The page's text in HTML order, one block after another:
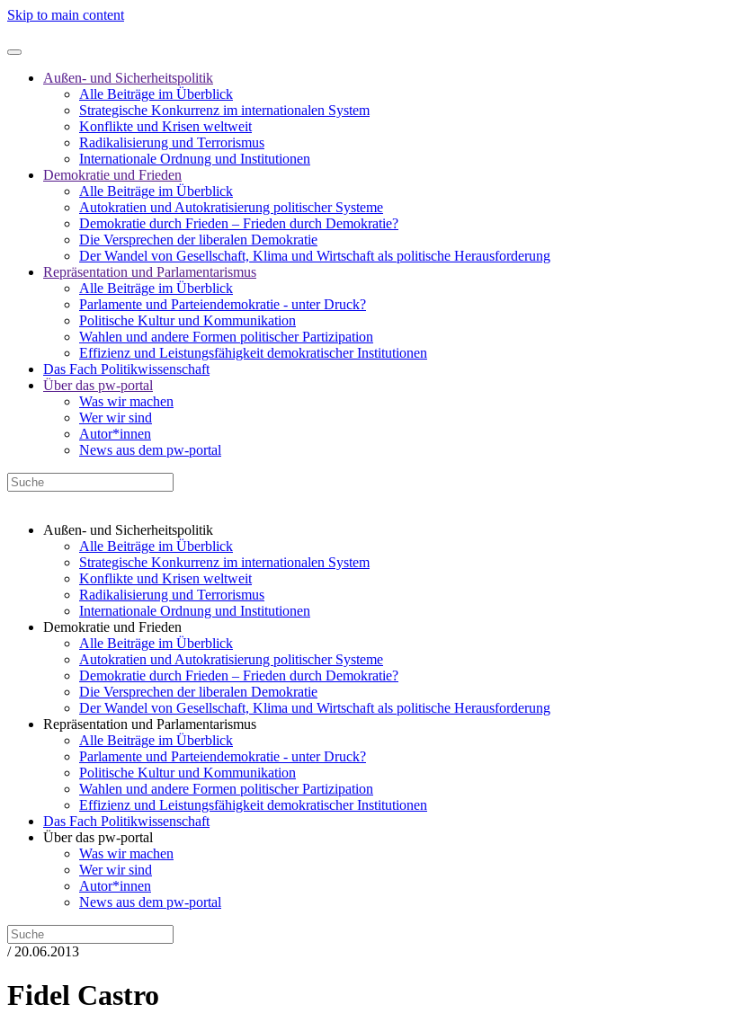
Skip to main content
Außen- und Sicherheitspolitik
Alle Beiträge im Überblick
Strategische Konkurrenz im internationalen System
Konflikte und Krisen weltweit
Radikalisierung und Terrorismus
Internationale Ordnung und Institutionen
Demokratie und Frieden
Alle Beiträge im Überblick
Autokratien und Autokratisierung politischer Systeme
Demokratie durch Frieden – Frieden durch Demokratie?
Die Versprechen der liberalen Demokratie
Der Wandel von Gesellschaft, Klima und Wirtschaft als politische Herausforderung
Repräsentation und Parlamentarismus
Alle Beiträge im Überblick
Parlamente und Parteiendemokratie - unter Druck?
Politische Kultur und Kommunikation
Wahlen und andere Formen politischer Partizipation
Effizienz und Leistungsfähigkeit demokratischer Institutionen
Das Fach Politikwissenschaft
Über das pw-portal
Was wir machen
Wer wir sind
Autor*innen
News aus dem pw-portal
Außen- und Sicherheitspolitik
Alle Beiträge im Überblick
Strategische Konkurrenz im internationalen System
Konflikte und Krisen weltweit
Radikalisierung und Terrorismus
Internationale Ordnung und Institutionen
Demokratie und Frieden
Alle Beiträge im Überblick
Autokratien und Autokratisierung politischer Systeme
Demokratie durch Frieden – Frieden durch Demokratie?
Die Versprechen der liberalen Demokratie
Der Wandel von Gesellschaft, Klima und Wirtschaft als politische Herausforderung
Repräsentation und Parlamentarismus
Alle Beiträge im Überblick
Parlamente und Parteiendemokratie - unter Druck?
Politische Kultur und Kommunikation
Wahlen und andere Formen politischer Partizipation
Effizienz und Leistungsfähigkeit demokratischer Institutionen
Das Fach Politikwissenschaft
Über das pw-portal
Was wir machen
Wer wir sind
Autor*innen
News aus dem pw-portal
/ 20.06.2013
Fidel Castro